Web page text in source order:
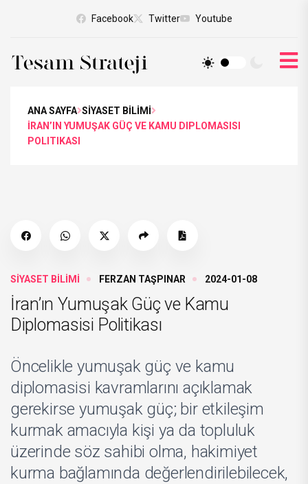
Facebook Twitter Youtube
ANA SAYFA SİYASET BİLİMİ
İRAN’IN YUMUŞAK GÜÇ VE KAMU DIPLOMASISI
POLITIKASI
SİYASET BİLİMİ FERZAN TAŞPINAR 2024-01-08
İran’ın Yumuşak Güç ve Kamu
Diplomasisi Politikası
Öncelikle yumuşak güç ve kamu
diplomasisi kavramlarını açıklamak
gerekirse yumuşak güç; bir etkileşim
kurmak amacıyla kişi ya da topluluk
üzerinde söz sahibi olma, hakimiyet
kurma bağlamında değerlendirilebilecek,